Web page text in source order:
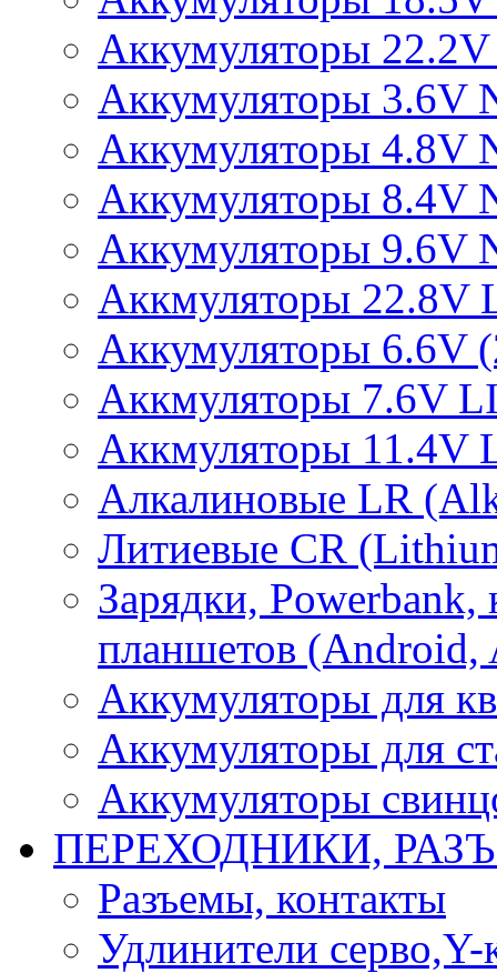
Аккумуляторы
Аккумуляторы 3.6V
Аккумуляторы 4.8V
Аккумуляторы 8.4V
Аккумуляторы 9.6V
Аккмуляторы 22.8V
Аккумуляторы 6.6V
Аккмуляторы 7.6V
Аккмуляторы 11.4V
Алкалиновые LR
Литиевые CR
Зарядки, Powerbank,
планшетов (Android,
Аккумуляторы для
Аккумуляторы для
Аккумуляторы
ПЕРЕХОДНИКИ,
Разъемы, контакты
Удлинители серво,Y-